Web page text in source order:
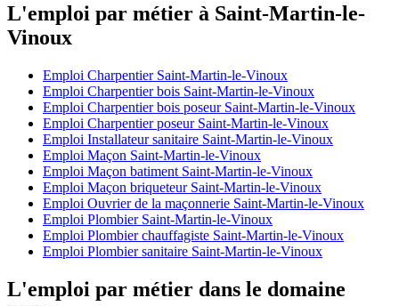
L'emploi par métier à Saint-Martin-le-
Vinoux
Emploi Charpentier Saint-Martin-le-Vinoux
Emploi Charpentier bois Saint-Martin-le-Vinoux
Emploi Charpentier bois poseur Saint-Martin-le-Vinoux
Emploi Charpentier poseur Saint-Martin-le-Vinoux
Emploi Installateur sanitaire Saint-Martin-le-Vinoux
Emploi Maçon Saint-Martin-le-Vinoux
Emploi Maçon batiment Saint-Martin-le-Vinoux
Emploi Maçon briqueteur Saint-Martin-le-Vinoux
Emploi Ouvrier de la maçonnerie Saint-Martin-le-Vinoux
Emploi Plombier Saint-Martin-le-Vinoux
Emploi Plombier chauffagiste Saint-Martin-le-Vinoux
Emploi Plombier sanitaire Saint-Martin-le-Vinoux
L'emploi par métier dans le domaine